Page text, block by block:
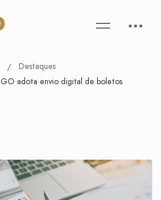
Destaques
adota envio digital de boletos